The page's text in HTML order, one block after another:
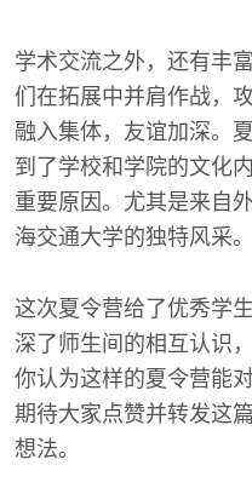
学术交流之外，还有丰
们在拓展中并肩作战，
融入集体，友谊加深。
到了学校和学院的文化
重要原因。尤其是来自
海交通大学的独特风采。
这次夏令营给了优秀学
深了师生间的相互认识
你认为这样的夏令营能
期待大家点赞并转发这
想法。